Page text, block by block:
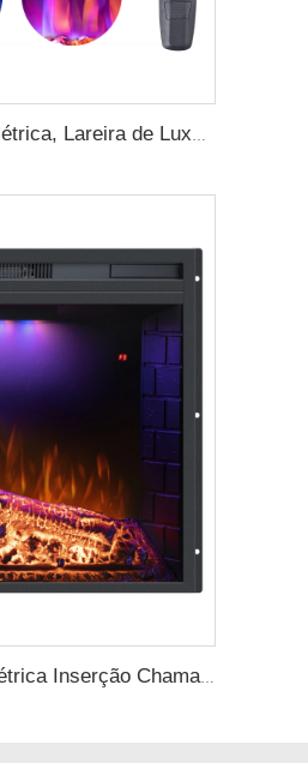
Aquecedores de Lareira Elétrica, Lareira de Luxo de 60 Polegadas, Lareiras Modernas Embutidas e Fixadas na Parede com moldura real
Luxstar Fábrica Lareira Elétrica Inserção Chamas Coloridas Lareira Elétrica Decoração Quente Interna